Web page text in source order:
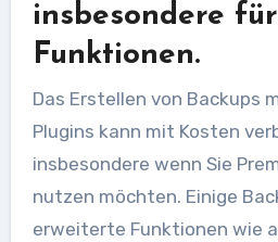
insbesondere
Funktionen.
Das Erstellen von Backups
Plugins kann mit Kosten
insbesondere wenn Sie
nutzen möchten. Einige
erweiterte Funktionen wie